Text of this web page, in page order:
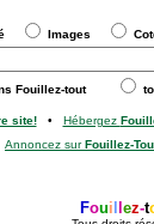
Images
Fouillez-tout
site!• Hébergez
Annoncez surFouillez-
Foui ez-t